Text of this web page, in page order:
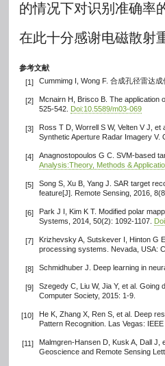
的情况下对识别准确率
在此十分感谢电磁散射
参考文献
[1]
Cummimg I, Wong F. 合成孔径雷达
[2]
Mcnairn H, Brisco B. The application
525-542. Doi:10.5589/m03-069
[3]
Ross T D, Worrell S W, Velten V J,
Synthetic Aperture Radar Imagery V.
[4]
Anagnostopoulos G C. SVM-based
Analysis:Theory, Methods &
[5]
Song S, Xu B, Yang J. SAR target
feature[J]. Remote Sensing, 2016,
[6]
Park J I, Kim K T. Modified polar
Systems, 2014, 50(2): 1092-1107.
[7]
Krizhevsky A, Sutskever I, Hinton G
processing systems. Nevada, USA:
[8] Schmidhuber J. Deep learning in
[9]
Szegedy C, Liu W, Jia Y, et al. Going
Computer Society, 2015: 1-9.
[10]
He K, Zhang X, Ren S, et al. Deep
Pattern Recognition. Las Vegas:
[11]
Malmgren-Hansen D, Kusk A, Dall J,
Geoscience and Remote Sensing